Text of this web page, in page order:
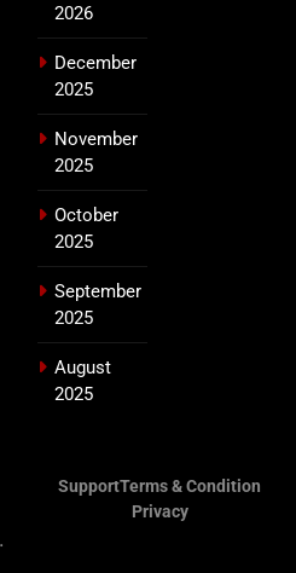
2026
December
2025
November
2025
October
2025
September
2025
August
2025
.
SupportTerms & Condition
Privacy